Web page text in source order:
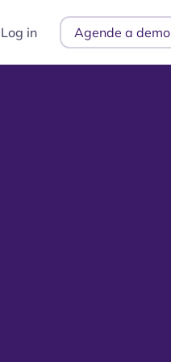
Log in Agende a demo